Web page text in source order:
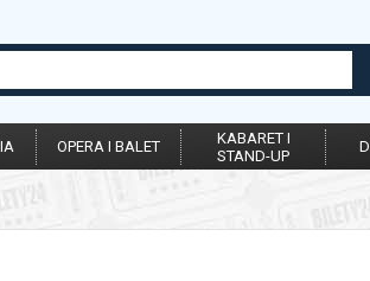
OPERA I BALET
KABARET I
STAND-UP